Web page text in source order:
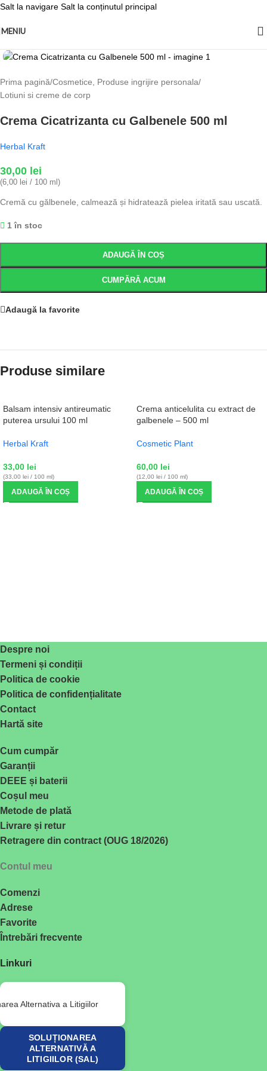
Salt la navigare Salt la conținutul principal
MENIU
Prima pagină/Cosmetice, Produse ingrijire personala/
Lotiuni si creme de corp
Crema Cicatrizanta cu Galbenele 500 ml
Herbal Kraft
30,00 lei
(6,00 lei / 100 ml)
Cremă cu gălbenele, calmează și hidratează pielea iritată sau uscată.
1 în stoc
ADAUGĂ ÎN COȘ
CUMPĂRĂ ACUM
Adaugă la favorite
Produse similare
Balsam intensiv antireumatic
puterea ursului 100 ml
Herbal Kraft
33,00 lei
(33,00 lei / 100 ml)
ADAUGĂ ÎN COȘ
Crema anticelulita cu extract de
galbenele – 500 ml
Cosmetic Plant
60,00 lei
(12,00 lei / 100 ml)
ADAUGĂ ÎN COȘ
Despre noi
Termeni și condiții
Politica de cookie
Politica de confidențialitate
Contact
Hartă site
Cum cumpăr
Garanții
DEEE și baterii
Coșul meu
Metode de plată
Livrare și retur
Retragere din contract (OUG 18/2026)
Contul meu
Comenzi
Adrese
Favorite
Întrebări frecvente
Linkuri
SOLUȚIONAREA
ALTERNATIVĂ A
LITIGIILOR (SAL)